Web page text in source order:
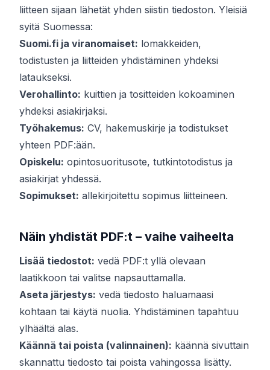
liitteen sijaan lähetät yhden siistin tiedoston. Yleisiä
syitä Suomessa:
Suomi.fi ja viranomaiset: lomakkeiden,
todistusten ja liitteiden yhdistäminen yhdeksi
lataukseksi.
Verohallinto: kuittien ja tositteiden kokoaminen
yhdeksi asiakirjaksi.
Työhakemus: CV, hakemuskirje ja todistukset
yhteen PDF:ään.
Opiskelu: opintosuoritusote, tutkintotodistus ja
asiakirjat yhdessä.
Sopimukset: allekirjoitettu sopimus liitteineen.
Näin yhdistät PDF:t – vaihe vaiheelta
Lisää tiedostot: vedä PDF:t yllä olevaan
laatikkoon tai valitse napsauttamalla.
Aseta järjestys: vedä tiedosto haluamaasi
kohtaan tai käytä nuolia. Yhdistäminen tapahtuu
ylhäältä alas.
Käännä tai poista (valinnainen): käännä sivuttain
skannattu tiedosto tai poista vahingossa lisätty.